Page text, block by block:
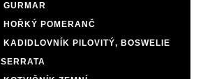
GURMAR
HOŘKÝ POMERANČ
KADIDLOVNÍK PILOVITÝ, BOSWELIE
SERRATA